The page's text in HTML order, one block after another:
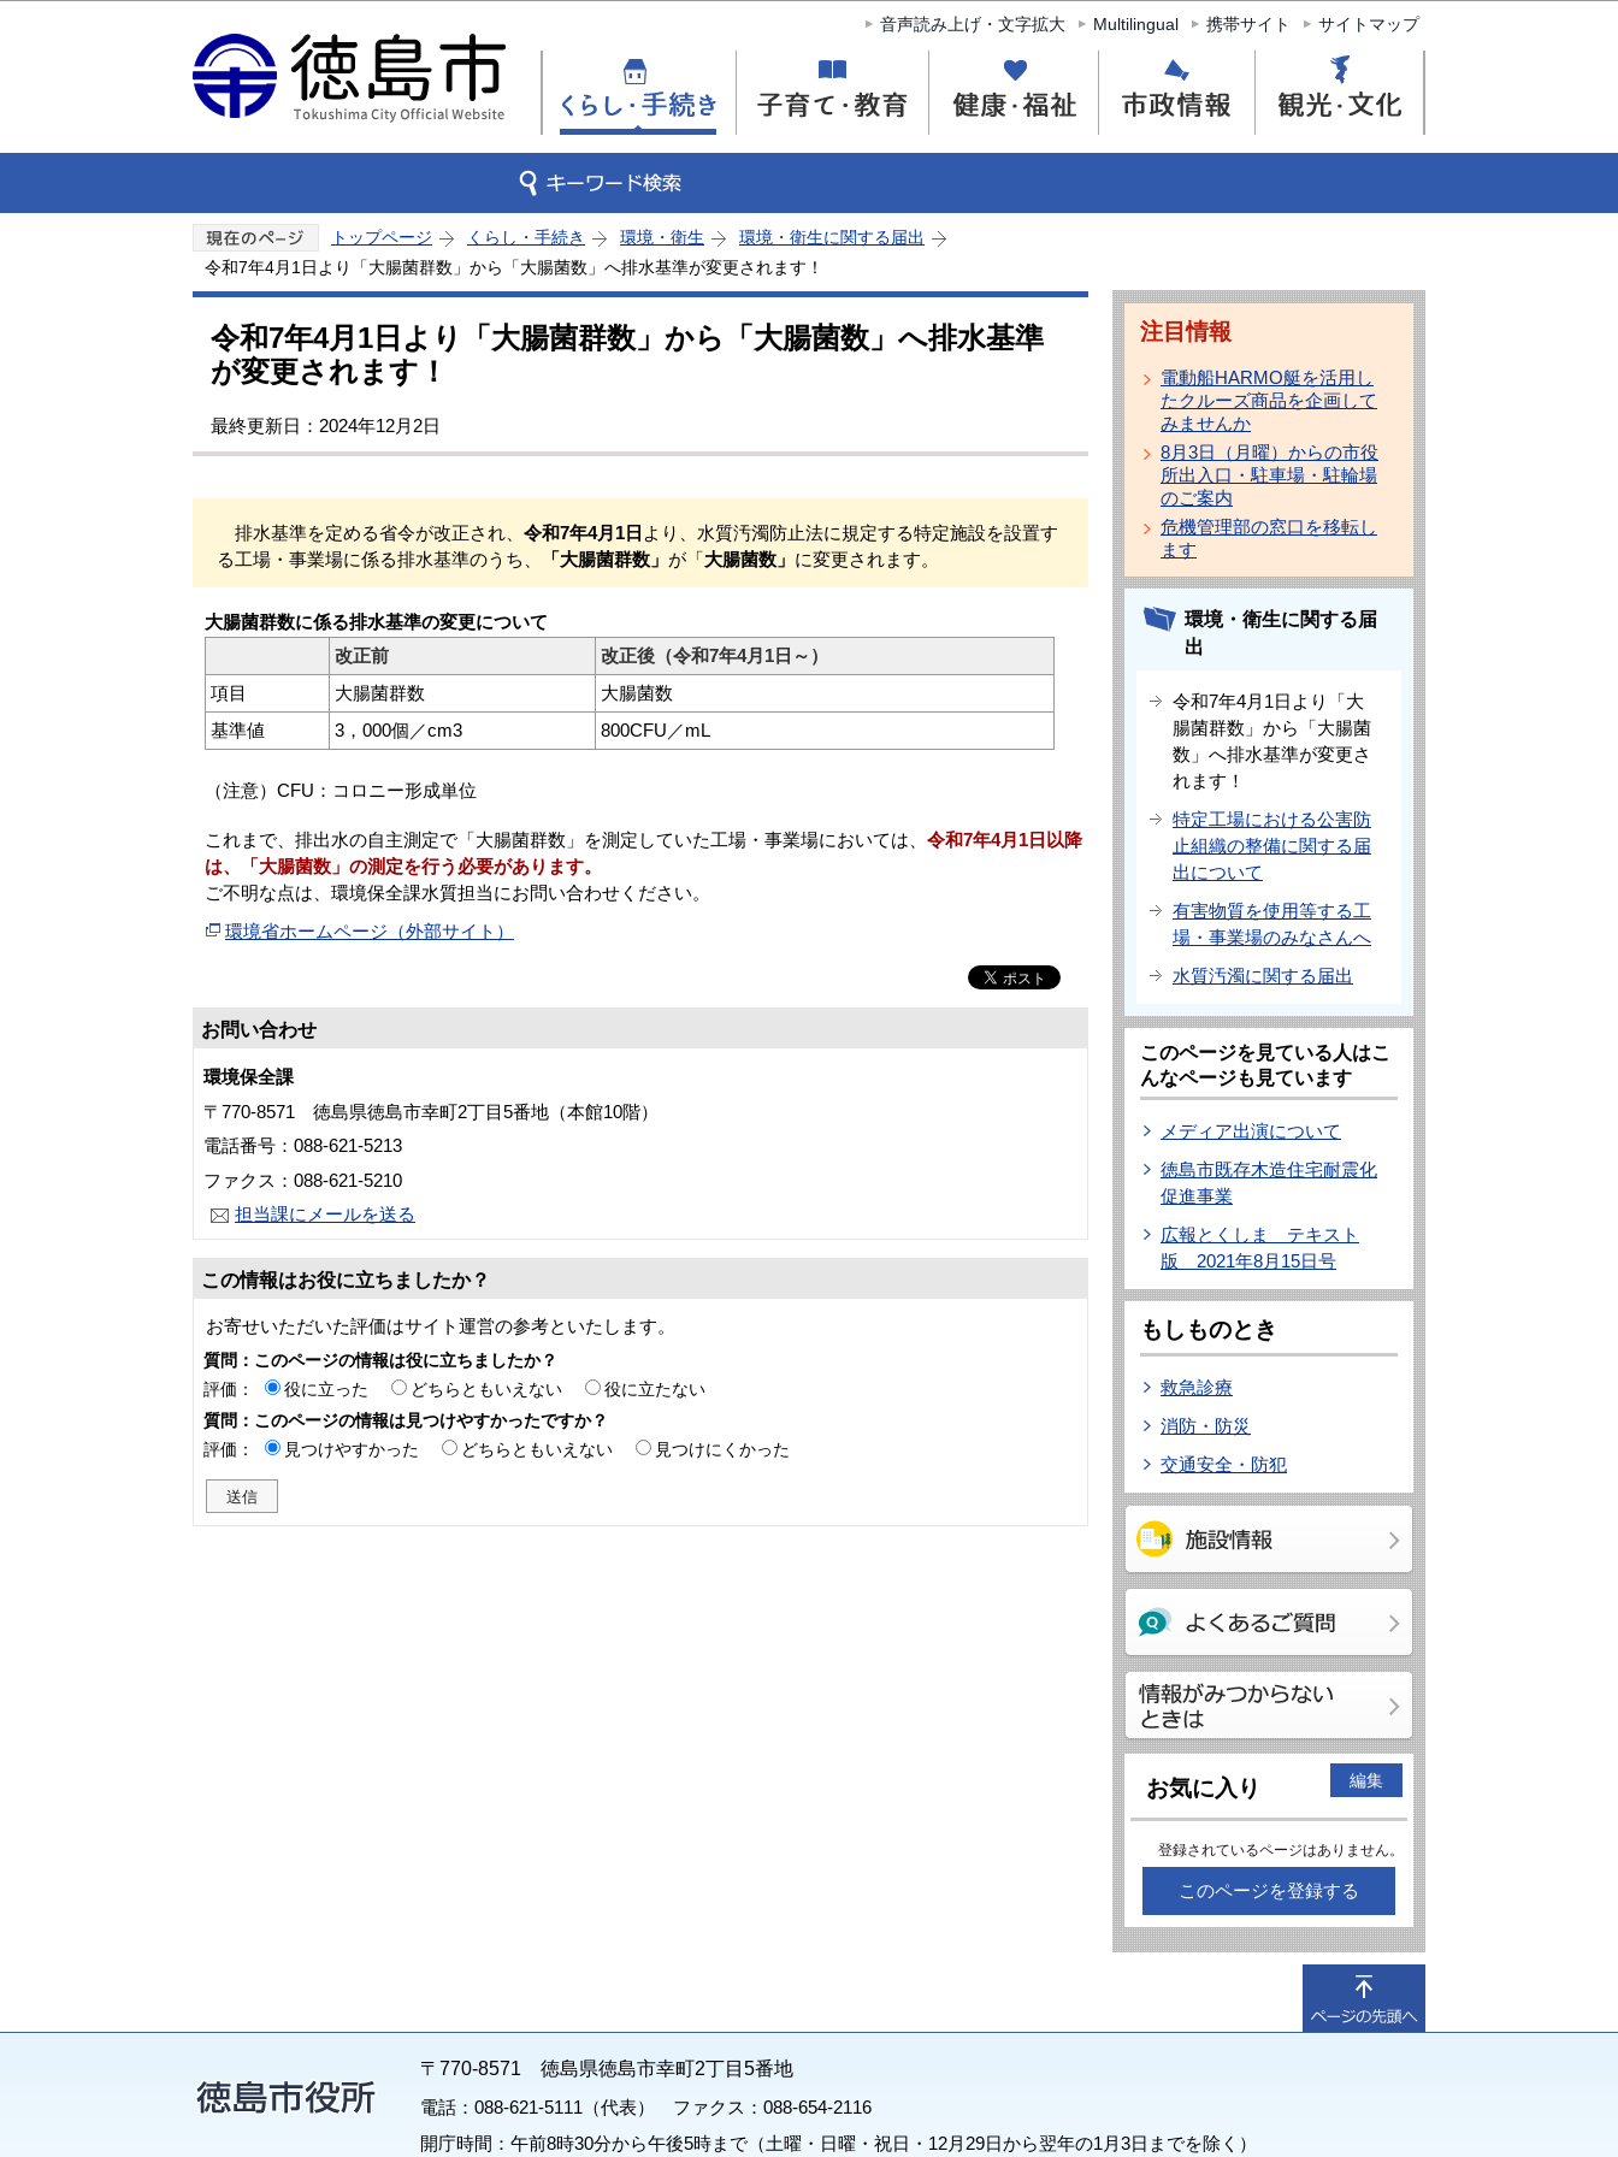
このページの本文へ移動
音声読み上げ・文字拡大 Multilingual 携帯サイト サイトマップ
トップページ くらし・手続き 環境・衛生
環境・衛生に関する届出
令和7年4月1日より「大腸菌群数」から「大腸菌数」へ排水基準が変更されます！
令和7年4月1日より「大腸菌群数」から「大腸菌数」へ排水基準
が変更されます！
最終更新日：2024年12月2日
排水基準を定める省令が改正され、 令和7年4月1日 より、水質汚濁防止法に規定する特定施設を設置す
る工場・事業場に係る排水基準のうち、
「大腸菌群数」 が「大腸菌数」 に変更されます。
大腸菌群数に係る排水基準の変更について
改正前
改正後（令和7年4月1日～）
項目
大腸菌群数
大腸菌数
基準値
3，000個／cm3 800CFU／mL
（注意）CFU：コロニー形成単位
これまで、排出水の自主測定で「大腸菌群数」を測定していた工場・事業場においては、 令和7年4月1日以降
は、「大腸菌数」の測定を行う必要があります。
ご不明な点は、環境保全課水質担当にお問い合わせください。
環境省ホームページ（外部サイト）
お問い合わせ
環境保全課
〒770-8571 徳島県徳島市幸町2丁目5番地（本館10階）
電話番号：088-621-5213
ファクス：088-621-5210
担当課にメールを送る
この情報はお役に立ちましたか？
お寄せいただいた評価はサイト運営の参考といたします。
質問：このページの情報は役に立ちましたか？
評価：
役に立った どちらともいえない
役に立たない
質問：このページの情報は見つけやすかったですか？
評価：
見つけやすかった どちらともいえない 見つけにくかった
注目情報
電動船HARMO艇を活用し
たクルーズ商品を企画して
みませんか
8月3日（月曜）からの市役
所出入口・駐車場・駐輪場
のご案内
危機管理部の窓口を移転し
ます
環境・衛生に関する届
出
令和7年4月1日より「大
腸菌群数」から「大腸菌
数」へ排水基準が変更さ
れます！
特定工場における公害防
止組織の整備に関する届
出について
有害物質を使用等する工
場・事業場のみなさんへ
水質汚濁に関する届出
このページを見ている人はこ
んなページも見ています
メディア出演について
徳島市既存木造住宅耐震化
促進事業
広報とくしま テキスト
版 2021年8月15日号
もしものとき
救急診療
消防・防災
交通安全・防犯
お気に入り 編集
登録されているページはありません。
このページを登録する
〒770-8571 徳島県徳島市幸町2丁目5番地
電話：088-621-5111（代表） ファクス：088-654-2116
開庁時間：午前8時30分から午後5時まで（土曜・日曜・祝日・12月29日から翌年の1月3日までを除く）